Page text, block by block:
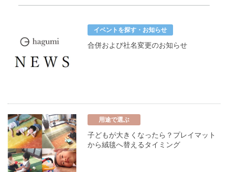
イベントを探す・お知らせ
合併および社名変更のお知らせ
用途で選ぶ
子どもが大きくなったら？プレイマット
から絨毯へ替えるタイミング